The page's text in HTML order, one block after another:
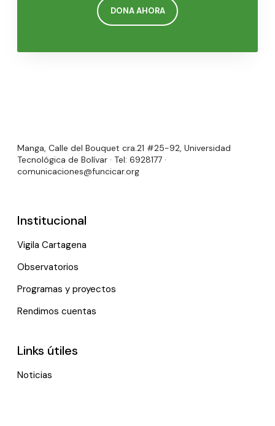
DONA AHORA
Manga, Calle del Bouquet cra.21 #25-92, Universidad
Tecnológica de Bolívar · Tel: 6928177 ·
comunicaciones@funcicar.org
Institucional
Vigila Cartagena
Observatorios
Programas y proyectos
Rendimos cuentas
Links útiles
Noticias